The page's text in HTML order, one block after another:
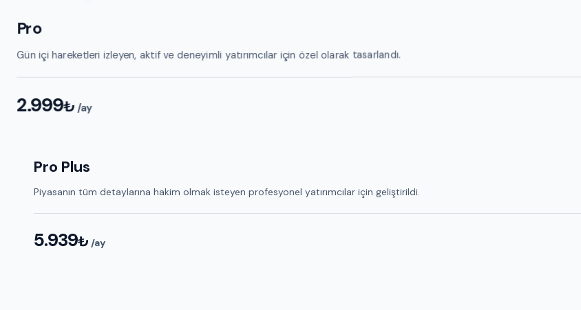
Pro
Gün içi hareketleri izleyen, aktif ve deneyimli yatırımcılar için özel olarak tasarlandı.
2.999₺ /ay
Pro Plus
Piyasanın tüm detaylarına hakim olmak isteyen profesyonel yatırımcılar için geliştirildi.
5.939₺ /ay